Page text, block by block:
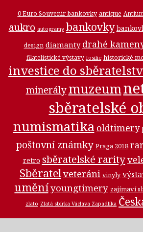
0 Euro Souvenir bankovky antique
aukro autogramy bankovky
design diamanty drahé
filatelistické výstavy fosilie historické
investice do
minerálymuzeum
sběratelské
numismatika oldtimery
poštovní známky Praga 2018
retro sběratelské rarity
Sběratelveteráni vinyly
uměníyoungtimery zajímaví
zlato Zlatá sbírka Václava Zapadlíka